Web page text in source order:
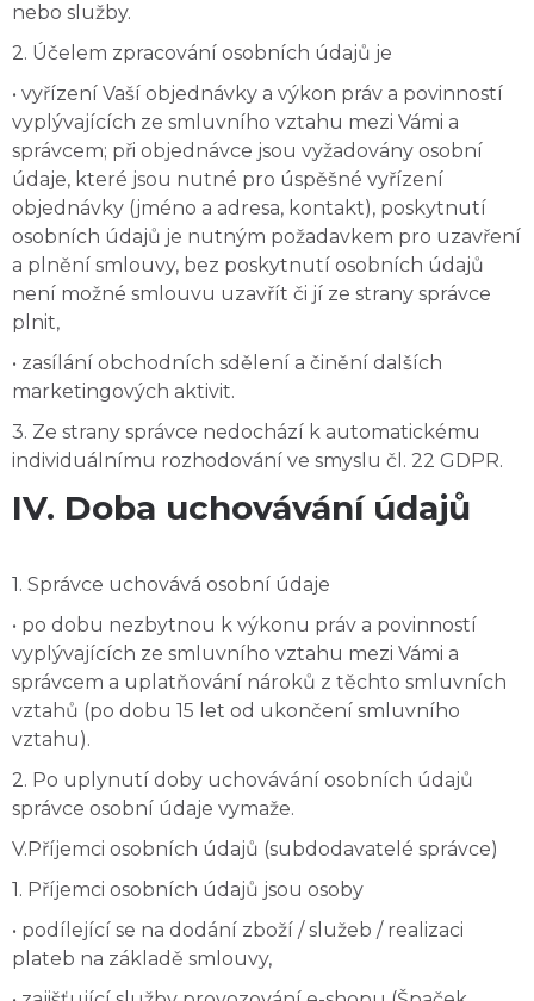
nebo služby.
2. Účelem zpracování osobních údajů je
• vyřízení Vaší objednávky a výkon práv a povinností
vyplývajících ze smluvního vztahu mezi Vámi a
správcem; při objednávce jsou vyžadovány osobní
údaje, které jsou nutné pro úspěšné vyřízení
objednávky (jméno a adresa, kontakt), poskytnutí
osobních údajů je nutným požadavkem pro uzavření
a plnění smlouvy, bez poskytnutí osobních údajů
není možné smlouvu uzavřít či jí ze strany správce
plnit,
• zasílání obchodních sdělení a činění dalších
marketingových aktivit.
3. Ze strany správce nedochází k automatickému
individuálnímu rozhodování ve smyslu čl. 22 GDPR.
IV. Doba uchovávání údajů
1. Správce uchovává osobní údaje
• po dobu nezbytnou k výkonu práv a povinností
vyplývajících ze smluvního vztahu mezi Vámi a
správcem a uplatňování nároků z těchto smluvních
vztahů (po dobu 15 let od ukončení smluvního
vztahu).
2. Po uplynutí doby uchovávání osobních údajů
správce osobní údaje vymaže.
V.Příjemci osobních údajů (subdodavatelé správce)
1. Příjemci osobních údajů jsou osoby
• podílející se na dodání zboží / služeb / realizaci
plateb na základě smlouvy,